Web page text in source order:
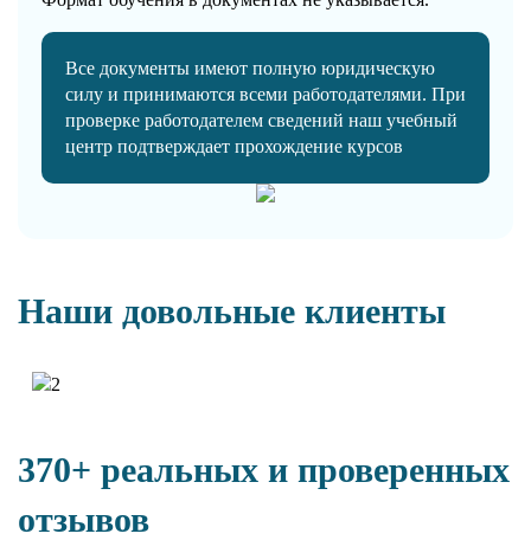
Все документы имеют полную юридическую
силу и принимаются всеми работодателями. При
проверке работодателем сведений наш учебный
центр подтверждает прохождение курсов
Наши довольные клиенты
370+ реальных и проверенных
отзывов